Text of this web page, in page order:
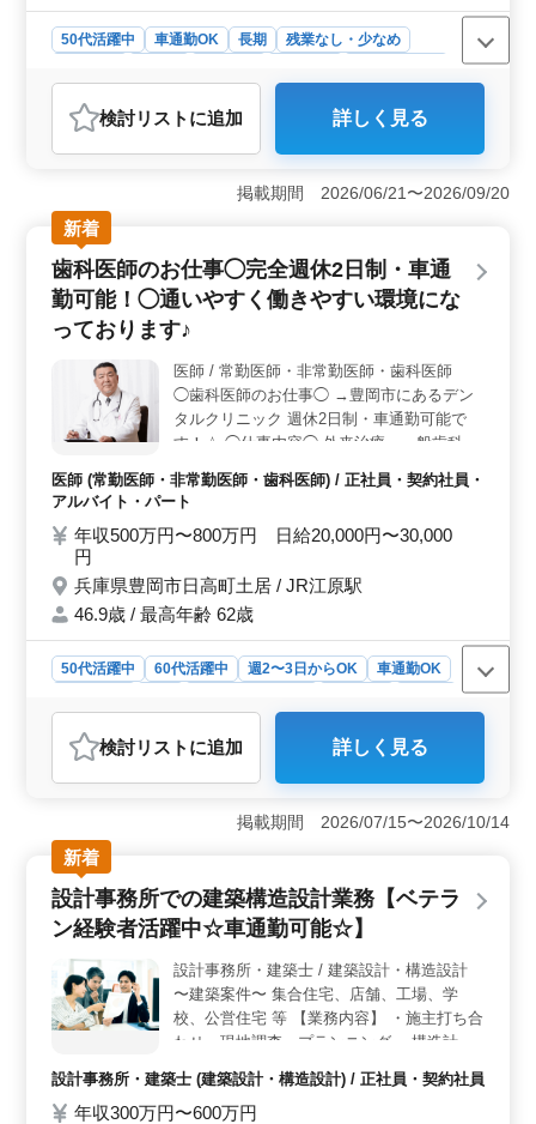
クや自動車検査員が、 大活躍している企業
です！ 今こそ、培ってきたご経験を活かし
50代活躍中 車通勤OK 長期
残業なし・少なめ
おすすめポイント
＜中高年活躍＞ 中高年活躍中のベテランメカニックが
活躍中。 年齢に関係なく、豊富な経験を持つ方が活躍
で、社会保険完備。 福利厚生面も充実しておりま
す。 ＜車通勤OK＞ 無料駐車場完備で、車での通勤
も可能。快適な通勤環境です。
検討リスト に追加 詳しく見る
掲載期間 2026/06/21〜2026/09/20
新着
歯科医師のお仕事◯完全週休2日制・車通
勤可能！◯通いやすく働きやすい環境にな
っております♪
医師 / 常勤医師・非常勤医師・歯科医師
◯歯科医師のお仕事◯ →豊岡市にあるデン
タルクリニック 週休2日制・車通勤可能で
す！☆ ◯仕事内容◯ 外来治療・一般歯科業
科・小児歯科／ ＊歯や歯周病の治療 ＊予防
歯科 ＊口腔ケアや審美歯科 ＊歯列矯正 ＊歯
科検診 ◯ポイント◯ ＊訪問診療なし(一部あ
他備考) ＊50代・60代歓迎 ＊女医歓迎 ＊交
通費全額支給 ＊社会保険完備 ＊週休2日制
テランの方歓迎致します♪ 皆様のご応募お待
ちしております！
医師 (常勤医師・非常勤医師・歯科医師) / 正社員・契約社員・
アルバイト・パート
年収500万円〜800万円 日給20,000円〜30,000
円
兵庫県豊岡市日高町土居 / JR江原駅
46.9歳 / 最高年齢 62歳
50代活躍中 60代活躍中 週2〜3日からOK
車通勤OK
アルバイト・パート
おすすめポイント
＜働きやすさ＞ 豊岡市のデンタルクリニックで歯科医
師のお仕事！週休2日制、車通勤可能で通いやすく、働き
やすい環境が整っています。外来治療や一般歯科業務を
担当し、保険診療中心で様々な歯科領域に携わりま
す。 ＜仕事内容＞ 外来治療・一般歯科業務を担
当。歯や歯周病の治療、予防歯科、口腔ケア、審美歯
科、歯列矯正、歯科検診など。訪問診療なしで、50代・
備、週休2日制、車通勤も可能です。 ＜給与・福利厚
生＞ 年収500万〜800万円。日給2万〜3万円。通勤手当
実費支給。雇用・労災・健康・厚生の福利厚生が整って
います。週休2日制で、年間休日120日と体制も整ってい
検討リスト に追加 詳しく見る
掲載期間 2026/07/15〜2026/10/14
新着
設計事務所での建築構造設計業務【ベテラ
ン経験者活躍中☆車通勤可能☆】
設計事務所・建築士 / 建築設計・構造設計
〜建築案件〜 集合住宅、店舗、工場、学
校、公営住宅 等 【業務内容】 ・施主打ち合
わせ、現地調査、プランニング ・構造計
作成、施工会社選定、設計監理 等 ・CAD操
作あり 【備考】 ・作業着支給 ・交通費支給
設計事務所・建築士 (建築設計・構造設計) / 正社員・契約社員
年収300万円〜600万円